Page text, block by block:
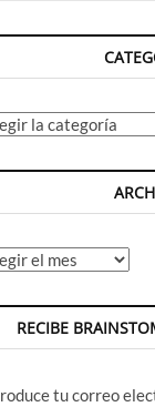
RECIBE
tu correo